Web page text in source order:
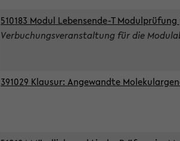
510183 Modul Lebensende-T Modulprüfung
Verbuchungsveranstaltung für die
391029 Klausur: Angewandte